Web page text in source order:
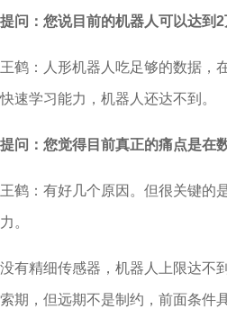
提问：您说目前的机器人可以达到
王鹤：人形机器人吃足够的数据，
快速学习能力，机器人还达不到。
提问：您觉得目前真正的痛点是在
王鹤：有好几个原因。但很关键的
力。
没有精细传感器，机器人上限达不
索期，但远期不是制约，前面条件